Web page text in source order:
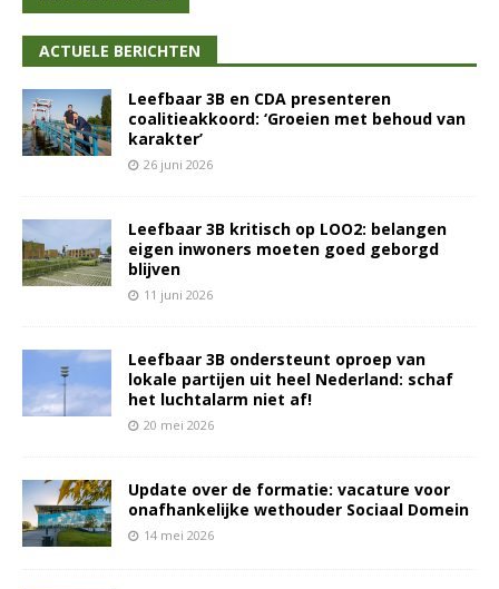
ACTUELE BERICHTEN
Leefbaar 3B en CDA presenteren
coalitieakkoord: ‘Groeien met behoud van
karakter’
26 juni 2026
Leefbaar 3B kritisch op LOO2: belangen
eigen inwoners moeten goed geborgd
blijven
11 juni 2026
Leefbaar 3B ondersteunt oproep van
lokale partijen uit heel Nederland: schaf
het luchtalarm niet af!
20 mei 2026
Update over de formatie: vacature voor
onafhankelijke wethouder Sociaal Domein
14 mei 2026